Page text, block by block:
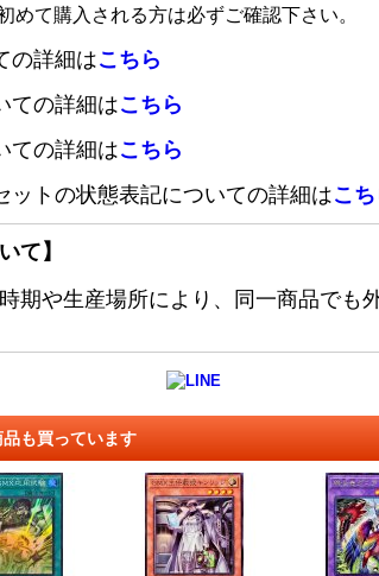
めて購入される方は必ずご確認下さい。
の詳細はこちら
ての詳細はこちら
ての詳細はこちら
ットの状態表記についての詳細はこち
て】
期や生産場所により、同一商品でも
も買っています